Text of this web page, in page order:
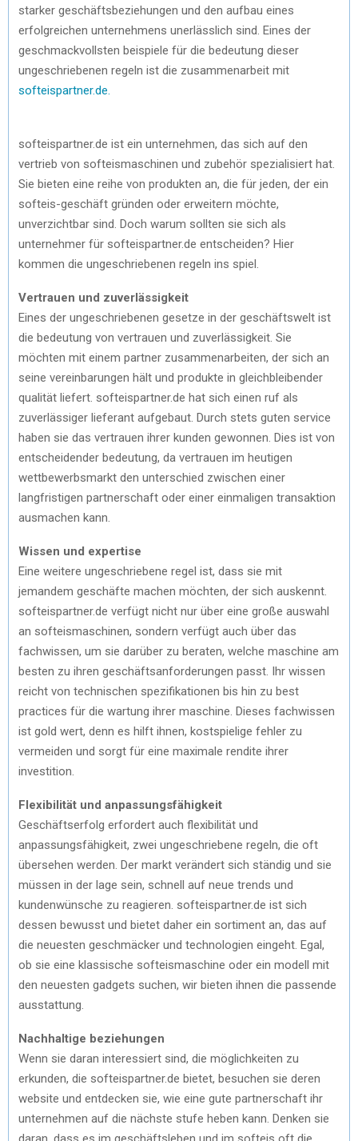
starker geschäftsbeziehungen und den aufbau eines
erfolgreichen unternehmens unerlässlich sind. Eines der
geschmackvollsten beispiele für die bedeutung dieser
ungeschriebenen regeln ist die zusammenarbeit mit
softeispartner.de.
softeispartner.de ist ein unternehmen, das sich auf den
vertrieb von softeismaschinen und zubehör spezialisiert hat.
Sie bieten eine reihe von produkten an, die für jeden, der ein
softeis-geschäft gründen oder erweitern möchte,
unverzichtbar sind. Doch warum sollten sie sich als
unternehmer für softeispartner.de entscheiden? Hier
kommen die ungeschriebenen regeln ins spiel.
Vertrauen und zuverlässigkeit
Eines der ungeschriebenen gesetze in der geschäftswelt ist
die bedeutung von vertrauen und zuverlässigkeit. Sie
möchten mit einem partner zusammenarbeiten, der sich an
seine vereinbarungen hält und produkte in gleichbleibender
qualität liefert. softeispartner.de hat sich einen ruf als
zuverlässiger lieferant aufgebaut. Durch stets guten service
haben sie das vertrauen ihrer kunden gewonnen. Dies ist von
entscheidender bedeutung, da vertrauen im heutigen
wettbewerbsmarkt den unterschied zwischen einer
langfristigen partnerschaft oder einer einmaligen transaktion
ausmachen kann.
Wissen und expertise
Eine weitere ungeschriebene regel ist, dass sie mit
jemandem geschäfte machen möchten, der sich auskennt.
softeispartner.de verfügt nicht nur über eine große auswahl
an softeismaschinen, sondern verfügt auch über das
fachwissen, um sie darüber zu beraten, welche maschine am
besten zu ihren geschäftsanforderungen passt. Ihr wissen
reicht von technischen spezifikationen bis hin zu best
practices für die wartung ihrer maschine. Dieses fachwissen
ist gold wert, denn es hilft ihnen, kostspielige fehler zu
vermeiden und sorgt für eine maximale rendite ihrer
investition.
Flexibilität und anpassungsfähigkeit
Geschäftserfolg erfordert auch flexibilität und
anpassungsfähigkeit, zwei ungeschriebene regeln, die oft
übersehen werden. Der markt verändert sich ständig und sie
müssen in der lage sein, schnell auf neue trends und
kundenwünsche zu reagieren. softeispartner.de ist sich
dessen bewusst und bietet daher ein sortiment an, das auf
die neuesten geschmäcker und technologien eingeht. Egal,
ob sie eine klassische softeismaschine oder ein modell mit
den neuesten gadgets suchen, wir bieten ihnen die passende
ausstattung.
Nachhaltige beziehungen
Wenn sie daran interessiert sind, die möglichkeiten zu
erkunden, die softeispartner.de bietet, besuchen sie deren
website und entdecken sie, wie eine gute partnerschaft ihr
unternehmen auf die nächste stufe heben kann. Denken sie